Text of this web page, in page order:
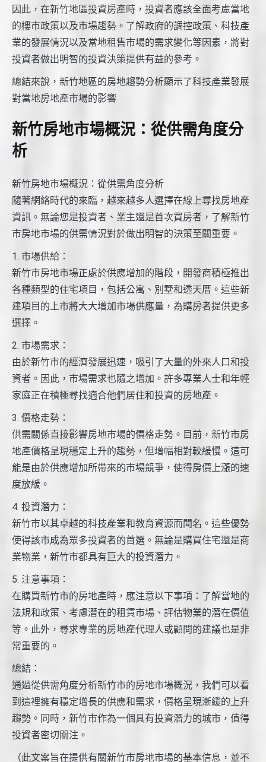
因此，在新竹地區投資房產時，投資者應該全面考慮當地
的樓市政策以及市場趨勢。了解政府的調控政策、科技產
業的發展情況以及當地租售市場的需求變化等因素，將對
投資者做出明智的投資決策提供有益的參考。
總結來說，新竹地區的房地趨勢分析顯示了科技產業發展
對當地房地產市場的影響
新竹房地市場概況：從供需角度分
析
新竹房地市場概況：從供需角度分析
隨著網絡時代的來臨，越來越多人選擇在線上尋找房地產
資訊。無論您是投資者、業主還是首次買房者，了解新竹
市房地市場的供需情況對於做出明智的決策至關重要。
1. 市場供給：
新竹市房地市場正處於供應增加的階段，開發商積極推出
各種類型的住宅項目，包括公寓、別墅和透天厝。這些新
建項目的上市將大大增加市場供應量，為購房者提供更多
選擇。
2. 市場需求：
由於新竹市的經濟發展迅速，吸引了大量的外來人口和投
資者。因此，市場需求也隨之增加。許多專業人士和年輕
家庭正在積極尋找適合他們居住和投資的房地產。
3. 價格走勢：
供需關係直接影響房地市場的價格走勢。目前，新竹市房
地產價格呈現穩定上升的趨勢，但增幅相對較緩慢。這可
能是由於供應增加所帶來的市場競爭，使得房價上漲的速
度放緩。
4. 投資潛力：
新竹市以其卓越的科技產業和教育資源而聞名。這些優勢
使得該市成為眾多投資者的首選。無論是購買住宅還是商
業物業，新竹市都具有巨大的投資潛力。
5. 注意事項：
在購買新竹市的房地產時，應注意以下事項：了解當地的
法規和政策、考慮潛在的租賃市場、評估物業的潛在價值
等。此外，尋求專業的房地產代理人或顧問的建議也是非
常重要的。
總結：
通過從供需角度分析新竹市的房地市場概況，我們可以看
到這裡擁有穩定增長的供應和需求，價格呈現漸緩的上升
趨勢。同時，新竹市作為一個具有投資潛力的城市，值得
投資者密切關注。
（此文案旨在提供有關新竹市房地市場的基本信息，並不